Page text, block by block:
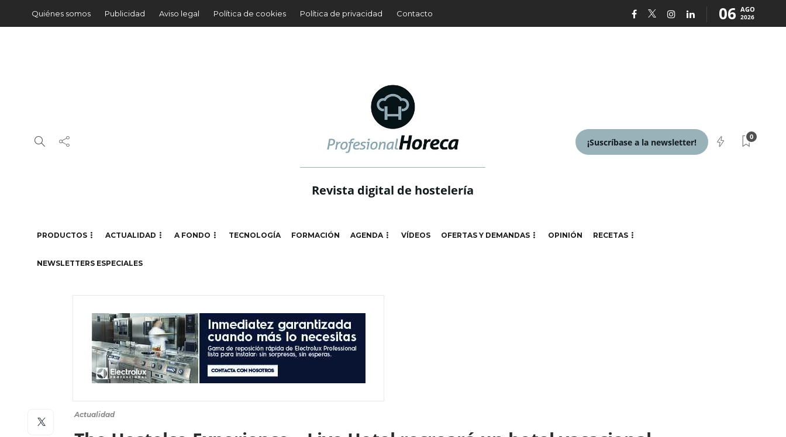
Quiénes somos Publicidad Aviso legal Política de cookies Política de privacidad Contacto 06 AGO
2026
Revista digital de hostelería
¡Suscríbase a la newsletter!
0
PRODUCTOS ACTUALIDAD A FONDO TECNOLOGÍA FORMACIÓN AGENDA VÍDEOS OFERTAS Y DEMANDAS OPINIÓN RECETAS
NEWSLETTERS ESPECIALES
Actualidad